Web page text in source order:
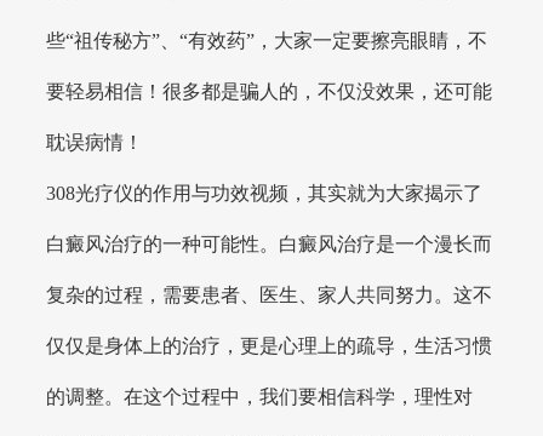
些“祖传秘方”、“有效药”，大家一定要擦亮眼睛，不
要轻易相信！很多都是骗人的，不仅没效果，还可能
耽误病情！
308光疗仪的作用与功效视频，其实就为大家揭示了
白癜风治疗的一种可能性。白癜风治疗是一个漫长而
复杂的过程，需要患者、医生、家人共同努力。这不
仅仅是身体上的治疗，更是心理上的疏导，生活习惯
的调整。在这个过程中，我们要相信科学，理性对